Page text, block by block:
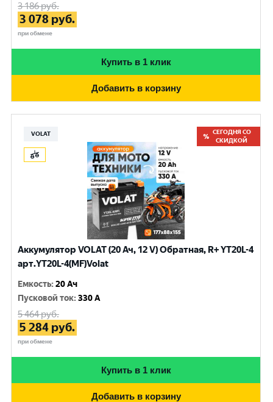
3 186руб.
3 078 руб.
при обмене
Купить в 1 клик
Добавить в корзину
VOLAT
СЕГОДНЯ СО
СКИДКОЙ
Аккумулятор VOLAT (20 Ач, 12 V) Обратная, R+ YT20L-4
арт.YT20L-4(MF)Volat
Емкость:20 Ач
Пусковой ток:330 A
5 464руб.
5 284 руб.
при обмене
Купить в 1 клик
Добавить в корзину